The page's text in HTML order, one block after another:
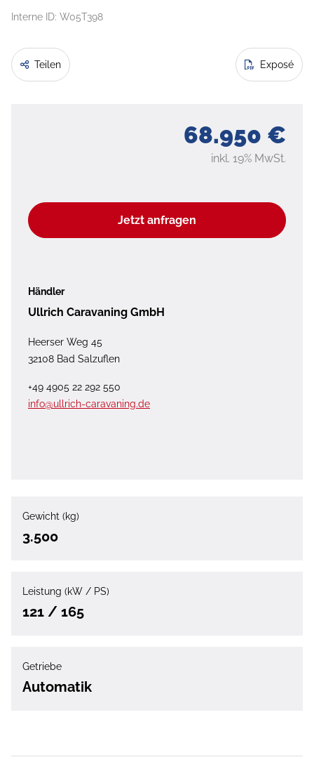
Interne ID: W05T398
Teilen Exposé
68.950 €
inkl. 19% MwSt.
Jetzt anfragen
Händler
Ullrich Caravaning GmbH
Heerser Weg 45
32108 Bad Salzuflen
+49 4905 22 292 550
info@ullrich-caravaning.de
Gewicht (kg)
3.500
Leistung (kW / PS)
121 / 165
Getriebe
Automatik